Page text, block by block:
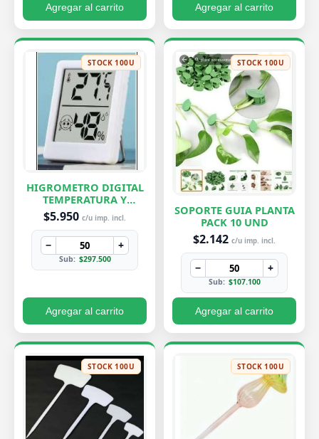
Agregar al carrito Agregar al carrito
STOCK 100U
HIGROMETRO DIGITAL
TEMPERATURA Y
HUMEDAD
$5.950 c/u imp. incl.
− +
Sub: $297.500
Agregar al carrito
STOCK 100U
SOPORTE GUIA PLANTA
PACK 10 UND
$2.142 c/u imp. incl.
− +
Sub: $107.100
Agregar al carrito
STOCK 100U STOCK 100U